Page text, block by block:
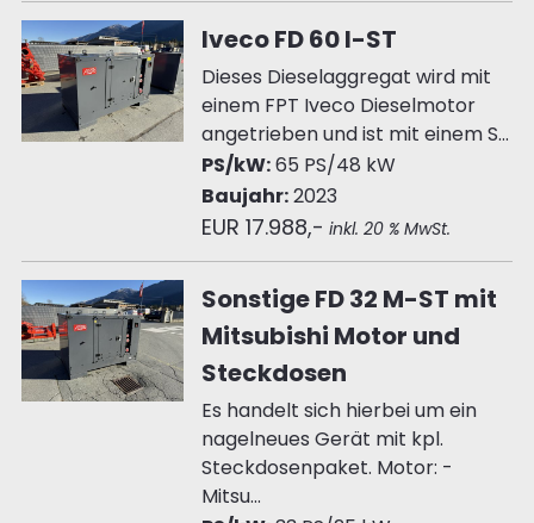
Iveco FD 60 I-ST
Dieses Dieselaggregat wird mit
einem FPT Iveco Dieselmotor
angetrieben und ist mit einem S...
PS/kW:65 PS/48 kW
Baujahr:2023
EUR 17.988,- inkl. 20 % MwSt.
Sonstige FD 32 M-ST mit
Mitsubishi Motor und
Steckdosen
Es handelt sich hierbei um ein
nagelneues Gerät mit kpl.
Steckdosenpaket. Motor: -
Mitsu...